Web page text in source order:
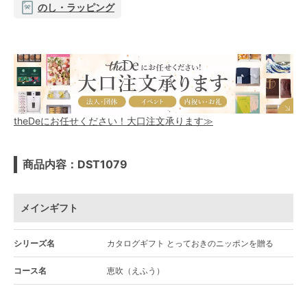
のし・ラッピング
theDeにお任せください！大口注文承ります≫
商品内容：DST1079
メインギフト
シリーズ名 カタログギフト とっておきのニッポンを贈る
コース名 恵吹（えふう）